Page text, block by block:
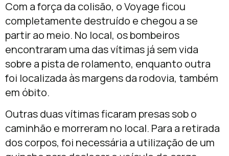
Com a força da colisão, o Voyage ficou
completamente destruído e chegou a se
partir ao meio. No local, os bombeiros
encontraram uma das vítimas já sem vida
sobre a pista de rolamento, enquanto outra
foi localizada às margens da rodovia, também
em óbito.
Outras duas vítimas ficaram presas sob o
caminhão e morreram no local. Para a retirada
dos corpos, foi necessária a utilização de um